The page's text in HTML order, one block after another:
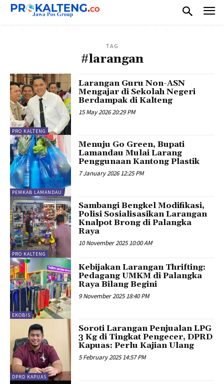
TAG
#larangan
PRO KALTENG
Larangan Guru Non-ASN
Mengajar di Sekolah Negeri
Berdampak di Kalteng
15 May 2026 20:29 PM
PEMKAB LAMANDAU
Menuju Go Green, Bupati
Lamandau Mulai Larang
Penggunaan Kantong Plastik
7 January 2026 12:25 PM
PRO KALTENG
Sambangi Bengkel Modifikasi,
Polisi Sosialisasikan Larangan
Knalpot Brong di Palangka
Raya
10 November 2025 10:00 AM
EKOBIS
Kebijakan Larangan Thrifting:
Pedagang UMKM di Palangka
Raya Bilang Begini
9 November 2025 18:40 PM
DPRD KAPUAS
Soroti Larangan Penjualan LPG
3 Kg di Tingkat Pengecer, DPRD
Kapuas: Perlu Kajian Ulang
5 February 2025 14:57 PM